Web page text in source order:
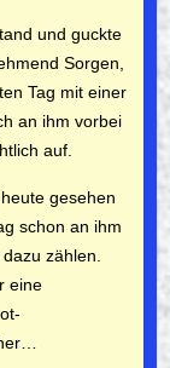
und guckte
Sorgen,
Tag mit einer
an ihm vorbei
auf.
gesehen
schon an ihm
zählen.
eine